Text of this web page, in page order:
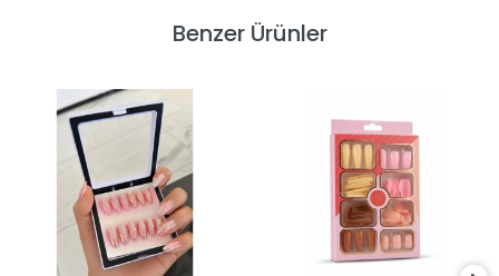
Benzer Ürünler